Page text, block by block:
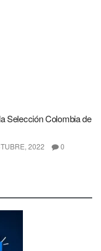
Selección Colombia de
2022 0